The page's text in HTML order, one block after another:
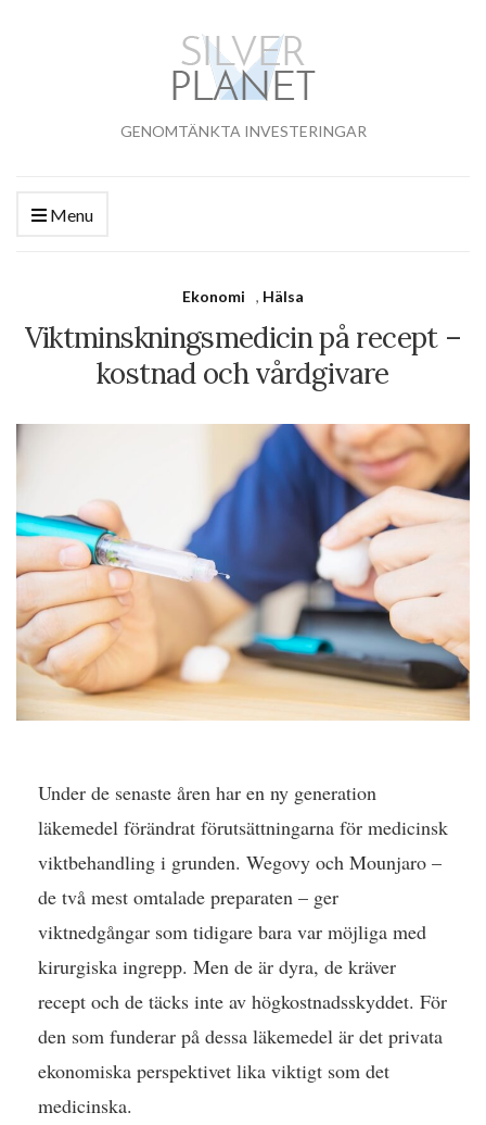
GENOMTÄNKTA INVESTERINGAR
Menu
Ekonomi , Hälsa
Viktminskningsmedicin på recept –
kostnad och vårdgivare
Under de senaste åren har en ny generation
läkemedel förändrat förutsättningarna för medicinsk
viktbehandling i grunden. Wegovy och Mounjaro –
de två mest omtalade preparaten – ger
viktnedgångar som tidigare bara var möjliga med
kirurgiska ingrepp. Men de är dyra, de kräver
recept och de täcks inte av högkostnadsskyddet. För
den som funderar på dessa läkemedel är det privata
ekonomiska perspektivet lika viktigt som det
medicinska.